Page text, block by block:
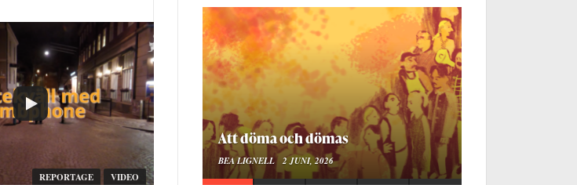
REPORTAGE VIDEO
Att döma och dömas
BEA LIGNELL 2 JUNI, 2026